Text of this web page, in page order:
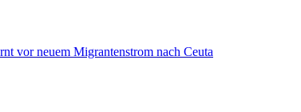
vor neuem Migrantenstrom nach Ceuta